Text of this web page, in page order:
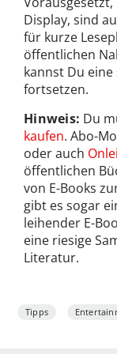
Display, sind
für kurze
öffentlichen
kannst Du
fortsetzen.
Hinweis: Du
kaufen. Abo-
oder auch
öffentlichen
von E-Books
gibt es sogar
leihender E-
eine riesige
Literatur.
Tipps